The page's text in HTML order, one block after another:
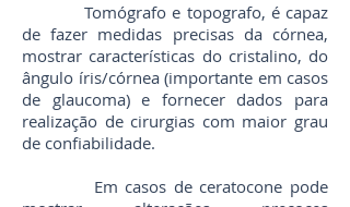
Tomógrafo e topografo, é capaz
de fazer medidas precisas da córnea,
mostrar características do cristalino, do
ângulo íris/córnea (importante em casos
de glaucoma) e fornecer dados para
realização de cirurgias com maior grau
de confiabilidade.
Em casos de ceratocone pode